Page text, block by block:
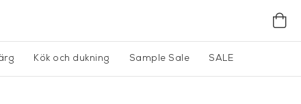
Kök och dukning Sample Sale SALE